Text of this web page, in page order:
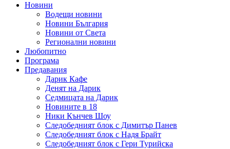
Новини
Водещи новини
Новини България
Новини от Света
Регионални новини
Любопитно
Програма
Предавания
Дарик Кафе
Денят на Дарик
Седмицата на Дарик
Новините в 18
Ники Кънчев Шоу
Следобедният блок с Димитър Панев
Следобедният блок с Надя Брайт
Следобедният блок с Гери Турийска